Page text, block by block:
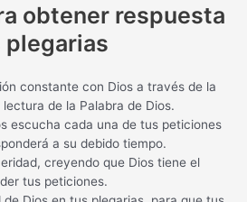
obtener respuesta
plegarias
constante con Dios a través de la
de la Palabra de Dios.
escucha cada una de tus peticiones
a su debido tiempo.
creyendo que Dios tiene el
tus peticiones.